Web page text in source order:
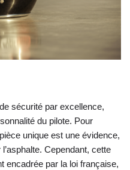
sécurité par excellence,
du pilote. Pour
unique est une évidence,
Cependant, cette
encadrée par la loi française,